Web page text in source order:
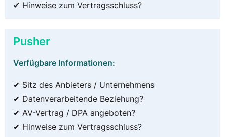
✔ Hinweise zum Vertragsschluss?
Pusher
Verfügbare Informationen:
✔ Sitz des Anbieters / Unternehmens
✔ Datenverarbeitende Beziehung?
✔ AV-Vertrag / DPA angeboten?
✔ Hinweise zum Vertragsschluss?